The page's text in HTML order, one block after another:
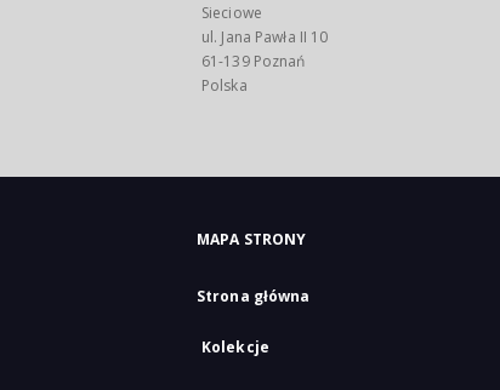
Sieciowe
ul. Jana Pawła II 10
61-139 Poznań
Polska
MAPA STRONY
Strona główna
Kolekcje